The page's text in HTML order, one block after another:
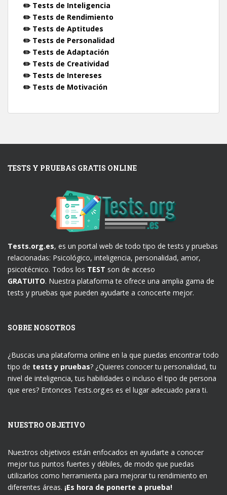
✏️ Tests de Inteligencia
✏️ Tests de Rendimiento
✏️ Tests de Aptitudes
✏️ Tests de Personalidad
✏️ Tests de Adaptación
✏️ Tests de Creatividad
✏️ Tests de Intereses
✏️ Tests de Motivación
TESTS Y PRUEBAS GRATIS ONLINE
Tests.org.es, es un portal web de todo tipo de tests y pruebas
relacionadas: Psicológico, inteligencia, personalidad, amor,
psicotécnico. Todos los TEST son de acceso
GRATUITO. Nuestra plataforma te ofrece una amplia gama de
tests y pruebas que pueden ayudarte a conocerte mejor.
SOBRE NOSOTROS
¿Buscas una plataforma online en la que puedas encontrar todo
tipo de tests y pruebas? ¿Quieres conocer tu personalidad, tu
nivel de inteligencia, tus habilidades o incluso el tipo de persona
que eres? Entonces Tests.org.es es el lugar adecuado para ti.
NUESTRO OBJETIVO
Nuestros objetivos están enfocados en ayudarte a conocer
mejor tus puntos fuertes y débiles, de modo que puedas
utilizarlos como herramienta para mejorar tu rendimiento en
diferentes áreas. ¡Es hora de ponerte a prueba!